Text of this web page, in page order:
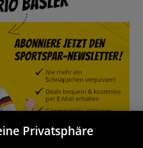
Privatsphäre